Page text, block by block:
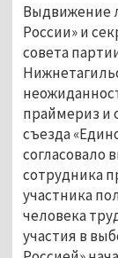
Выдвижение
России» и
совета
праймериз и
съезда
согласовало
сотрудника
участника
человека
участия в